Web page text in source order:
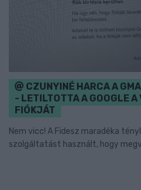
CZUNYINÉ HARCA A
- LETILTOTTA A GOOGLE
FIÓKJÁT
Nem vicc! A Fidesz maradéka
szolgáltatást használt, hogy